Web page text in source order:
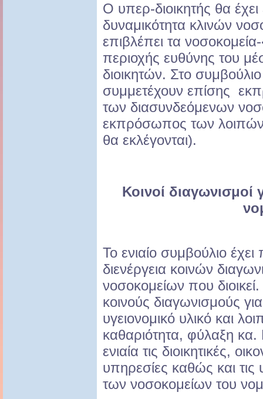
Ο υπερ-διοικητής θα
δυναμικότητα κλινών
επιβλέπει τα
περιοχής ευθύνης του
διοικητών. Στο
συμμετέχουν επίσης
των διασυνδεόμενων
εκπρόσωπος των
θα εκλέγονται).
Κοινοί διαγωνισμοί
Το ενιαίο συμβούλιο
διενέργεια κοινών
νοσοκομείων που
κοινούς διαγωνισμούς
υγειονομικό υλικό και
καθαριότητα, φύλαξη κα.
ενιαία τις διοικητικές,
υπηρεσίες καθώς και
των νοσοκομείων του